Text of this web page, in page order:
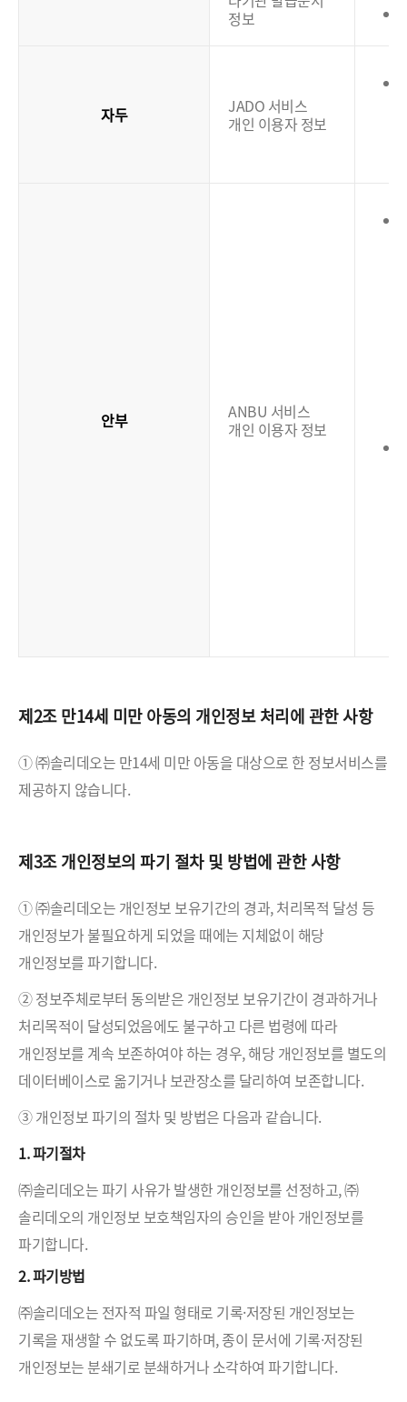
정보
자두
JADO 서비스
개인 이용자 정보
안부
ANBU 서비스
개인 이용자 정보
제2조 만14세 미만 아동의 개인정보 처리에 관한 사항
① ㈜솔리데오는 만14세 미만 아동을 대상으로 한 정보서비스를
제공하지 않습니다.
제3조 개인정보의 파기 절차 및 방법에 관한 사항
① ㈜솔리데오는 개인정보 보유기간의 경과, 처리목적 달성 등
개인정보가 불필요하게 되었을 때에는 지체없이 해당
개인정보를 파기합니다.
② 정보주체로부터 동의받은 개인정보 보유기간이 경과하거나
처리목적이 달성되었음에도 불구하고 다른 법령에 따라
개인정보를 계속 보존하여야 하는 경우, 해당 개인정보를 별도의
데이터베이스로 옮기거나 보관장소를 달리하여 보존합니다.
③ 개인정보 파기의 절차 및 방법은 다음과 같습니다.
1. 파기절차
㈜솔리데오는 파기 사유가 발생한 개인정보를 선정하고, ㈜
솔리데오의 개인정보 보호책임자의 승인을 받아 개인정보를
파기합니다.
2. 파기방법
㈜솔리데오는 전자적 파일 형태로 기록·저장된 개인정보는
기록을 재생할 수 없도록 파기하며, 종이 문서에 기록·저장된
개인정보는 분쇄기로 분쇄하거나 소각하여 파기합니다.